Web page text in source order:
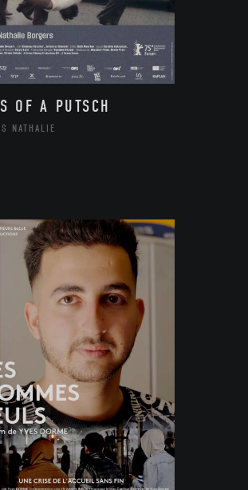
OF A PUTSCH
NATHALIE